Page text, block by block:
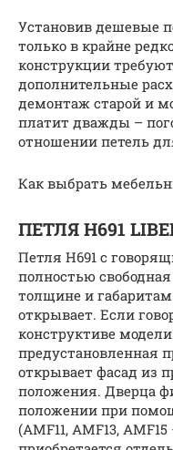
Установив дешевые
только в крайне
конструкции
дополнительные
демонтаж старой и
платит дважды –
отношении петель
Как выбрать
ПЕТЛЯ H691
Петля Н691 с
полностью
толщине и
открывает. Если
конструктиве модели
предустановленная
открывает фасад из
положения. Дверца
положении при
(AMF11, AMF13,